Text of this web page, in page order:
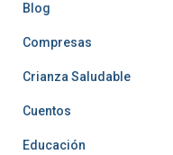
Blog
Compresas
Crianza Saludable
Cuentos
Educación